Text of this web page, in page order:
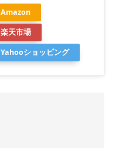
Amazon
楽天市場
Yahooショッピング